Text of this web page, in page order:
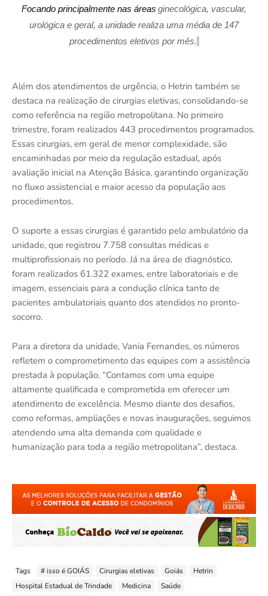
Focando principalmente nas áreas ginecológica, vascular,
urológica e geral, a unidade realiza uma média de 147
procedimentos eletivos por mês.
Além dos atendimentos de urgência, o Hetrin também se
destaca na realização de cirurgias eletivas, consolidando-se
como referência na região metropolitana. No primeiro
trimestre, foram realizados 443 procedimentos programados.
Essas cirurgias, em geral de menor complexidade, são
encaminhadas por meio da regulação estadual, após
avaliação inicial na Atenção Básica, garantindo organização
no fluxo assistencial e maior acesso da população aos
procedimentos.
O suporte a essas cirurgias é garantido pelo ambulatório da
unidade, que registrou 7.758 consultas médicas e
multiprofissionais no período. Já na área de diagnóstico,
foram realizados 61.322 exames, entre laboratoriais e de
imagem, essenciais para a condução clínica tanto de
pacientes ambulatoriais quanto dos atendidos no pronto-
socorro.
Para a diretora da unidade, Vania Fernandes, os números
refletem o comprometimento das equipes com a assistência
prestada à população. “Contamos com uma equipe
altamente qualificada e comprometida em oferecer um
atendimento de excelência. Mesmo diante dos desafios,
como reformas, ampliações e novas inaugurações, seguimos
atendendo uma alta demanda com qualidade e
humanização para toda a região metropolitana”, destaca.
Tags # isso é GOIÁS Cirurgias eletivas Goiás
Hetrin
Hospital Estadual de Trindade
Medicina
Saúde